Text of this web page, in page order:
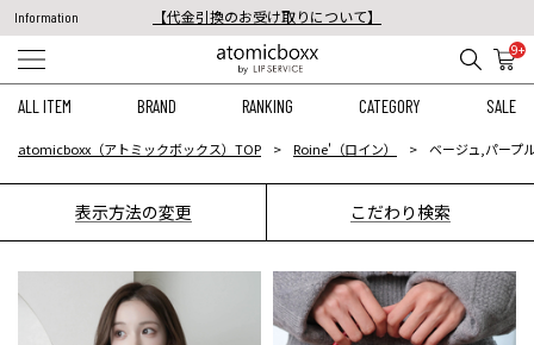
Information
【代金引換のお受け取りについて】
税込11,000円以上のご注文で送料無料！
9+
ALL ITEM BRAND RANKING CATEGORY SALE
atomicboxx（アトミックボックス）TOP Roine'（ロイン） ベージュ,パープ
表示方法の変更 こだわり検索